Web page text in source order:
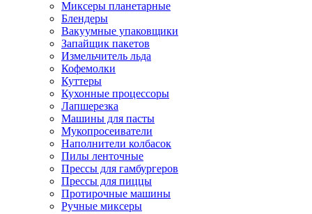
Миксеры планетарные
Блендеры
Вакуумные упаковщики
Запайщик пакетов
Измельчитель льда
Кофемолки
Куттеры
Кухонные процессоры
Лапшерезка
Машины для пасты
Мукопросеиватели
Наполнители колбасок
Пилы ленточные
Прессы для гамбургеров
Прессы для пиццы
Протирочные машины
Ручные миксеры